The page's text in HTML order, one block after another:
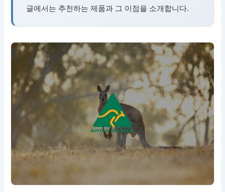
글에서는 추천하는 제품과 그 이점을 소개합니다.